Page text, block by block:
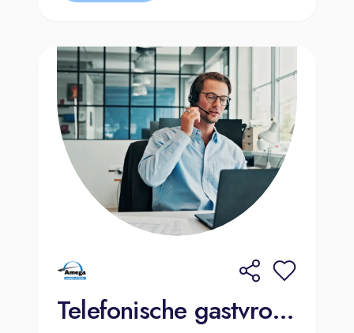
Telefonische gastvrouw / gastheer - Amega